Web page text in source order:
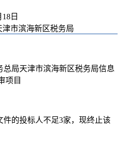
日
市滨海新区税务局
局天津市滨海新区税务局信息
项目
的投标人不足3家，现终止该